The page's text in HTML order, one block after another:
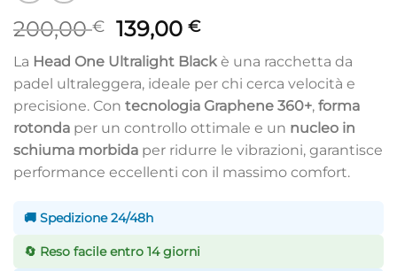
200,00€ Il
prezzo
originale
era:
200,00 €.
139,00€Il
prezzo
attuale
è:
139,00 €.
La Head One Ultralight Black è una racchetta da
padel ultraleggera, ideale per chi cerca velocità e
precisione. Con tecnologia Graphene 360+, forma
rotonda per un controllo ottimale e un nucleo in
schiuma morbida per ridurre le vibrazioni, garantisce
performance eccellenti con il massimo comfort.
🚚 Spedizione 24/48h
🔄 Reso facile entro 14 giorni